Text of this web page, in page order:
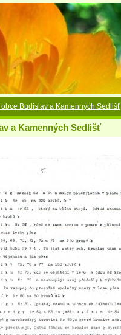
Budislav a Kamenných Sedlišť
a Kamenných Sedlišť